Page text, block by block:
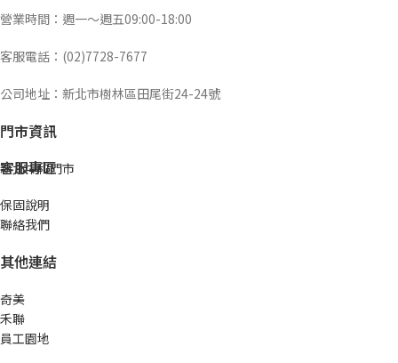
營業時間：週一～週五09:00-18:00
客服電話：(02)7728-7677
公司地址：新北市樹林區田尾街24-24號
門市資訊
新北中和門市
客服專區
保固說明
聯絡我們
其他連結
奇美
禾聯
員工園地